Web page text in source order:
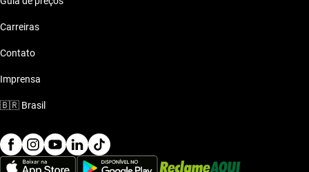
Carreiras
Contato
Imprensa
🇧🇷 Brasil